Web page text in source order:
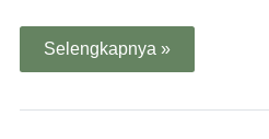
Selengkapnya »